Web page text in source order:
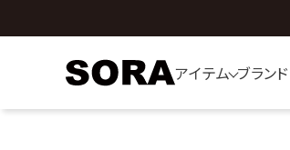
アイテム ブランド